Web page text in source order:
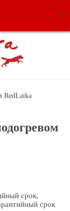
()
RedLaika
срок,
срок